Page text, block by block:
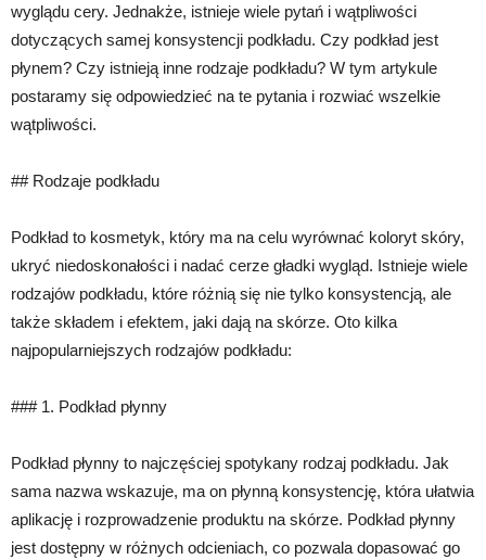
wyglądu cery. Jednakże, istnieje wiele pytań i wątpliwości
dotyczących samej konsystencji podkładu. Czy podkład jest
płynem? Czy istnieją inne rodzaje podkładu? W tym artykule
postaramy się odpowiedzieć na te pytania i rozwiać wszelkie
wątpliwości.
## Rodzaje podkładu
Podkład to kosmetyk, który ma na celu wyrównać koloryt skóry,
ukryć niedoskonałości i nadać cerze gładki wygląd. Istnieje wiele
rodzajów podkładu, które różnią się nie tylko konsystencją, ale
także składem i efektem, jaki dają na skórze. Oto kilka
najpopularniejszych rodzajów podkładu:
### 1. Podkład płynny
Podkład płynny to najczęściej spotykany rodzaj podkładu. Jak
sama nazwa wskazuje, ma on płynną konsystencję, która ułatwia
aplikację i rozprowadzenie produktu na skórze. Podkład płynny
jest dostępny w różnych odcieniach, co pozwala dopasować go